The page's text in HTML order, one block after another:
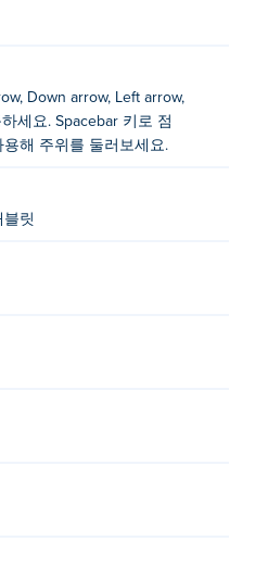
한 치즈를 지키기로 결심한
의 민첩성을 시험하는 새로운
합니다.
른 플레이어입니다. 재미에
르기는 어떻게 플레이
표 키
하여 주변을 둘러보세요
다'를 만든 사람은 누
스는 Pelican Party Studios
은 다음에서 플레이하세요.
Down arrow, Left arrow,
세요. Spacebar 키로 점
해 주위를 둘러보세요.
릿